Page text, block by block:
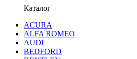
Каталог
ACURA
ALFA ROMEO
AUDI
BEDFORD